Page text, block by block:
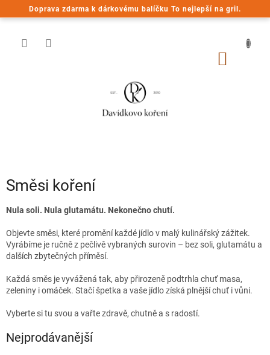
Doprava zdarma k dárkovému balíčku To nejlepší na gril.
na
Směsi koření
Nula soli. Nula glutamátu. Nekonečno chutí.
Objevte směsi, které promění každé jídlo v malý kulinářský zážitek.
Vyrábíme je ručně z pečlivě vybraných surovin – bez soli, glutamátu a
dalších zbytečných příměsí.
Každá směs je vyvážená tak, aby přirozeně podtrhla chuť masa,
zeleniny i omáček. Stačí špetka a vaše jídlo získá plnější chuť i vůni.
Vyberte si tu svou a vařte zdravě, chutně a s radostí.
Nejprodávanější